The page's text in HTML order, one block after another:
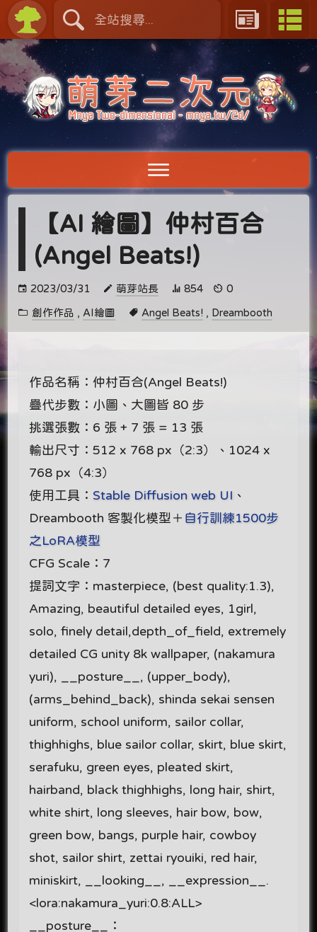
【AI 繪圖】仲村百合
(Angel Beats!)
2023/03/31 萌芽站長 854 0
創作作品 , AI繪圖 Angel Beats! , Dreambooth
作品名稱：仲村百合(Angel Beats!)
疊代步數：小圖、大圖皆 80 步
挑選張數：6 張 + 7 張 = 13 張
輸出尺寸：512 x 768 px（2:3）、1024 x
768 px（4:3）
使用工具： Stable Diffusion web UI 、
Dreambooth 客製化模型＋ 自行訓練1500步
之LoRA模型
CFG Scale：7
提詞文字：masterpiece, (best quality:1.3),
Amazing, beautiful detailed eyes, 1girl,
solo, finely detail,depth_of_field, extremely
detailed CG unity 8k wallpaper, (nakamura
yuri), __posture__, (upper_body),
(arms_behind_back), shinda sekai sensen
uniform, school uniform, sailor collar,
thighhighs, blue sailor collar, skirt, blue skirt,
serafuku, green eyes, pleated skirt,
hairband, black thighhighs, long hair, shirt,
white shirt, long sleeves, hair bow, bow,
green bow, bangs, purple hair, cowboy
shot, sailor shirt, zettai ryouiki, red hair,
miniskirt, __looking__, __expression__.
<lora:nakamura_yuri:0.8:ALL>
__posture__：